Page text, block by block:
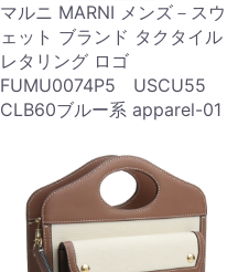
マルニ MARNI メンズ－スウ
ェット ブランド タクタイル
レタリング ロゴ
FUMU0074P5 USCU55
CLB60ブルー系 apparel-01